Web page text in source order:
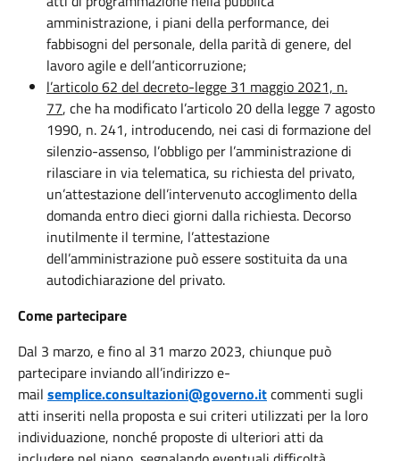
amministrazione, i piani della performance, dei
fabbisogni del personale, della parità di genere, del
lavoro agile e dell’anticorruzione;
l’articolo 62 del decreto-legge 31 maggio 2021, n.
77, che ha modificato l’articolo 20 della legge 7 agosto
1990, n. 241, introducendo, nei casi di formazione del
silenzio-assenso, l’obbligo per l’amministrazione di
rilasciare in via telematica, su richiesta del privato,
un’attestazione dell’intervenuto accoglimento della
domanda entro dieci giorni dalla richiesta. Decorso
inutilmente il termine, l’attestazione
dell’amministrazione può essere sostituita da una
autodichiarazione del privato.
Come partecipare
Dal 3 marzo, e fino al 31 marzo 2023, chiunque può
partecipare inviando all’indirizzo e-
mail semplice.consultazioni@governo.itcommenti sugli
atti inseriti nella proposta e sui criteri utilizzati per la loro
individuazione, nonché proposte di ulteriori atti da